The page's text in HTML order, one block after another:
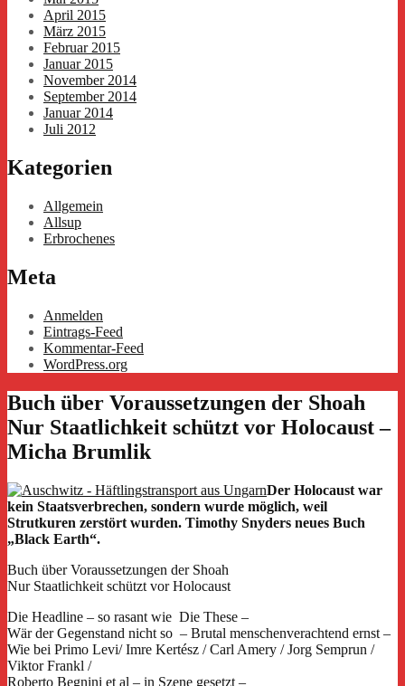
April 2015
März 2015
Februar 2015
Januar 2015
November 2014
September 2014
Januar 2014
Juli 2012
Kategorien
Allgemein
Allsup
Erbrochenes
Meta
Anmelden
Eintrags-Feed
Kommentar-Feed
WordPress.org
Buch über Voraussetzungen der Shoah
Nur Staatlichkeit schützt vor Holocaust –
Micha Brumlik
Der Holocaust war
kein Staatsverbrechen, sondern wurde möglich, weil
Strutkuren zerstört wurden. Timothy Snyders neues Buch
„Black Earth“.
Buch über Voraussetzungen der Shoah
Nur Staatlichkeit schützt vor Holocaust
Die Headline – so rasant wie Die These –
Wär der Gegenstand nicht so – Brutal menschenverachtend ernst –
Wie bei Primo Levi/ Imre Kertész / Carl Amery / Jorg Semprun /
Viktor Frankl /
Roberto Begnini et al – in Szene gesetzt –